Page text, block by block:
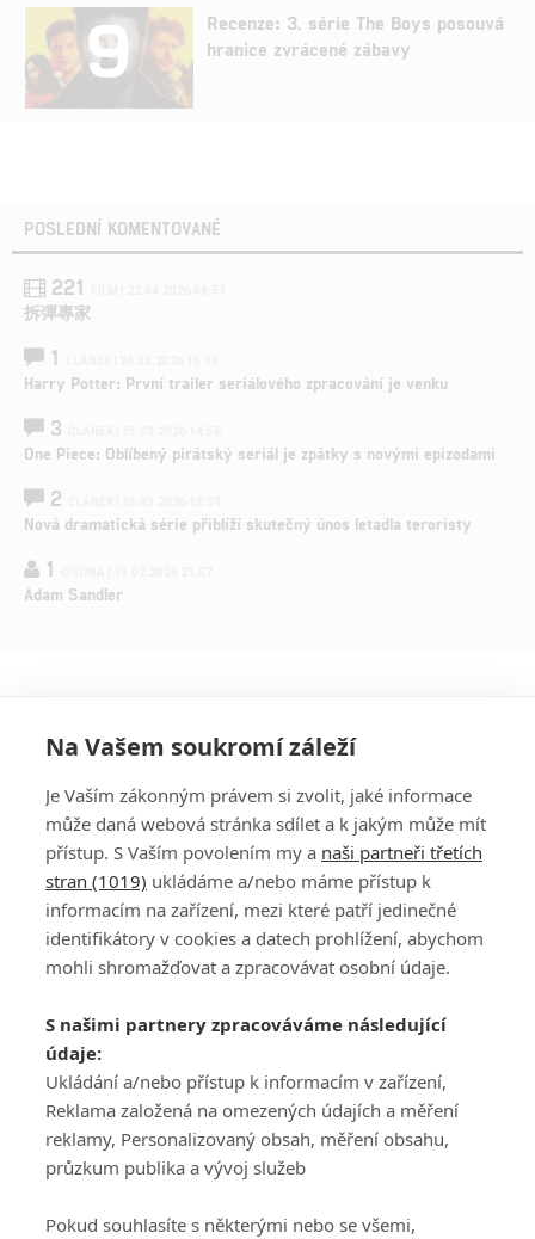
9
Recenze: 3. série The Boys posouvá
hranice zvrácené zábavy
POSLEDNÍ KOMENTOVANÉ
221
拆彈專家
1
Harry Potter: První trailer seriálového zpracování je venku
3
One Piece: Oblíbený pirátský seriál je zpátky s novými epizodami
2
Nová dramatická série přiblíží skutečný únos letadla teroristy
1
Adam Sandler
PŘIHLÁSIT
REGISTROVAT
DISKUZE
Šéfredaktorkou webu jePetr Slavík, e-mailserialy@fandimefilmu.cz
Máte-li zájem o inzerci na našem webu napište nám na e-mail
studio@koncal.com
Ochrana osobních údajů|Zásady používání cookies |Pravidla webu
Upravit nastavení soukromí
Na Vašem soukromí záleží
Je Vaším zákonným právem si zvolit, jaké informace
může daná webová stránka sdílet a k jakým může mít
přístup. S Vaším povolením my a naši partneři třetích
stran (1019) ukládáme a/nebo máme přístup k
informacím na zařízení, mezi které patří jedinečné
identifikátory v cookies a datech prohlížení, abychom
mohli shromažďovat a zpracovávat osobní údaje.
S našimi partnery zpracováváme následující
údaje:
Ukládání a/nebo přístup k informacím v zařízení,
Reklama založená na omezených údajích a měření
reklamy, Personalizovaný obsah, měření obsahu,
průzkum publika a vývoj služeb
Pokud souhlasíte s některými nebo se všemi,